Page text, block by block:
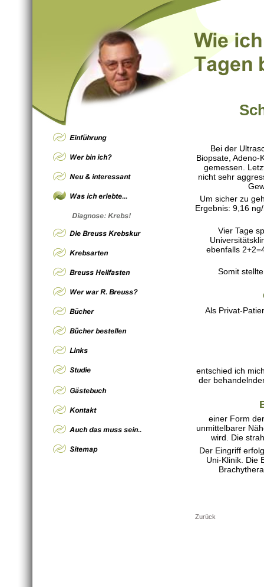
Bei der
Biopsate, Adeno-
gemessen.
nicht sehr
Um sicher zu
Ergebnis: 9,16
Vier Tage
ebenfalls
Somit
Als Privat-
entschied ich
der
einer Form
unmittelbarer
wird. Die
Der Eingriff
Uni-Klinik. Die
Zurück